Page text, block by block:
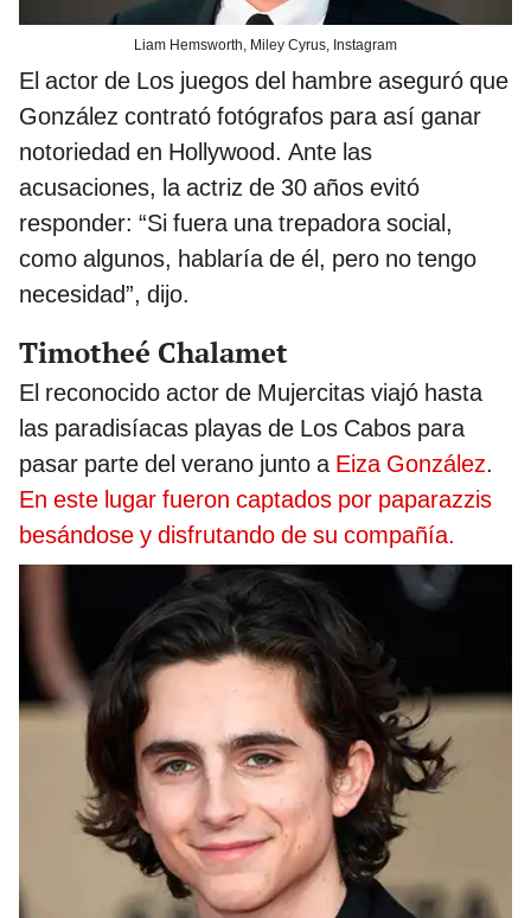
Liam Hemsworth, Miley Cyrus, Instagram
El actor de Los juegos del hambre aseguró que
González contrató fotógrafos para así ganar
notoriedad en Hollywood. Ante las
acusaciones, la actriz de 30 años evitó
responder: “Si fuera una trepadora social,
como algunos, hablaría de él, pero no tengo
necesidad”, dijo.
Timotheé Chalamet
El reconocido actor de Mujercitas viajó hasta
las paradisíacas playas de Los Cabos para
pasar parte del verano junto aEiza González.
En este lugar fueron captados por paparazzis
besándose y disfrutando de su compañía.